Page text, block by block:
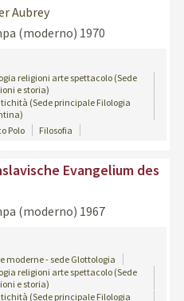
Aubrey
(moderno) 1970
religioni arte spettacolo (Sede
e storia)
(Sede principale Filologia
Polo
Filosofia
Evangelium des
(moderno) 1967
moderne - sede Glottologia
religioni arte spettacolo (Sede
e storia)
(Sede principale Filologia